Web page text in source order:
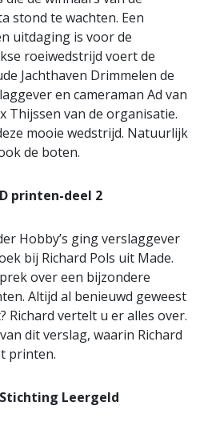
stond te wachten. Een
uitdaging is voor de
roeiwedstrijd voert de
Jachthaven Drimmelen de
en cameraman Ad van
Thijssen van de organisatie.
mooie wedstrijd. Natuurlijk
de boten.
printen-deel 2
Hobby’s ging verslaggever
bij Richard Pols uit Made.
over een bijzondere
Altijd al benieuwd geweest
Richard vertelt u er alles over.
dit verslag, waarin Richard
printen.
Leergeld